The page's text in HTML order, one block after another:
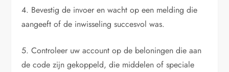
4. Bevestig de invoer en wacht op een melding die
aangeeft of de inwisseling succesvol was.
5. Controleer uw account op de beloningen die aan
de code zijn gekoppeld, die middelen of speciale